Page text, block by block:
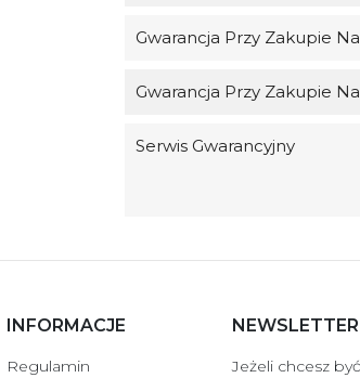
Gwarancja Przy Zakupie
Gwarancja Przy Zakupie
Serwis Gwarancyjny
INFORMACJE
Regulamin
NEWSLETTER
Jeżeli chcesz